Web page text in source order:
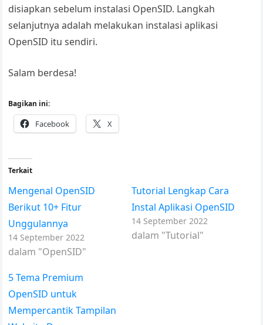
disiapkan sebelum instalasi OpenSID. Langkah
selanjutnya adalah melakukan instalasi aplikasi
OpenSID itu sendiri.
Salam berdesa!
Bagikan ini:
Facebook X
Terkait
Mengenal OpenSID
Berikut 10+ Fitur
Unggulannya
14 September 2022
dalam "OpenSID"
Tutorial Lengkap Cara
Instal Aplikasi OpenSID
14 September 2022
dalam "Tutorial"
5 Tema Premium
OpenSID untuk
Mempercantik Tampilan